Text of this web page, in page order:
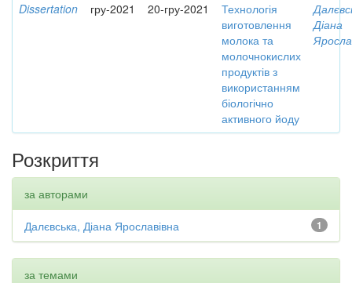
Dissertation гру-2021 20-гру-2021
Технологія
виготовлення
молока та
молочнокислих
продуктів з
використанням
біологічно
активного йоду
Діана
Розкриття
за авторами
1
Далєвська, Діана Ярославівна
за темами